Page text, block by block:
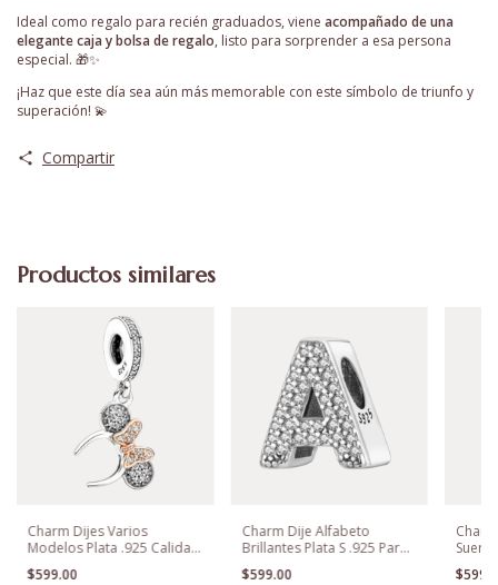
Ideal como regalo para recién graduados, viene acompañado de una
elegante caja y bolsa de regalo, listo para sorprender a esa persona
especial. 🎁✨
¡Haz que este día sea aún más memorable con este símbolo de triunfo y
superación! 💫
Compartir
Productos similares
Charm Dijes Varios
Modelos Plata .925 Calidad
Premium
$599.00
Charm Dije Alfabeto
Brillantes Plata S .925 Para
Pandora
$599.00
Mixto